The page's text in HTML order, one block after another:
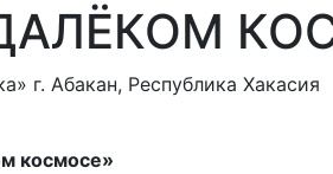
г. Абакан, Республика Хакасия
космосе»